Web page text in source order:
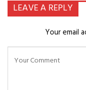
LEAVE A REPLY
Your email